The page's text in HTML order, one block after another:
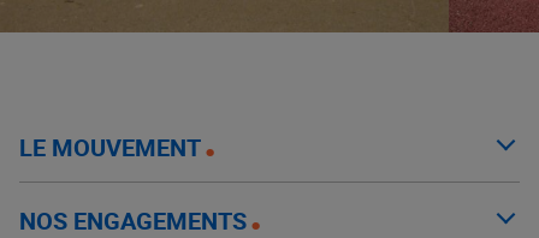
LE MOUVEMENT
NOS ENGAGEMENTS